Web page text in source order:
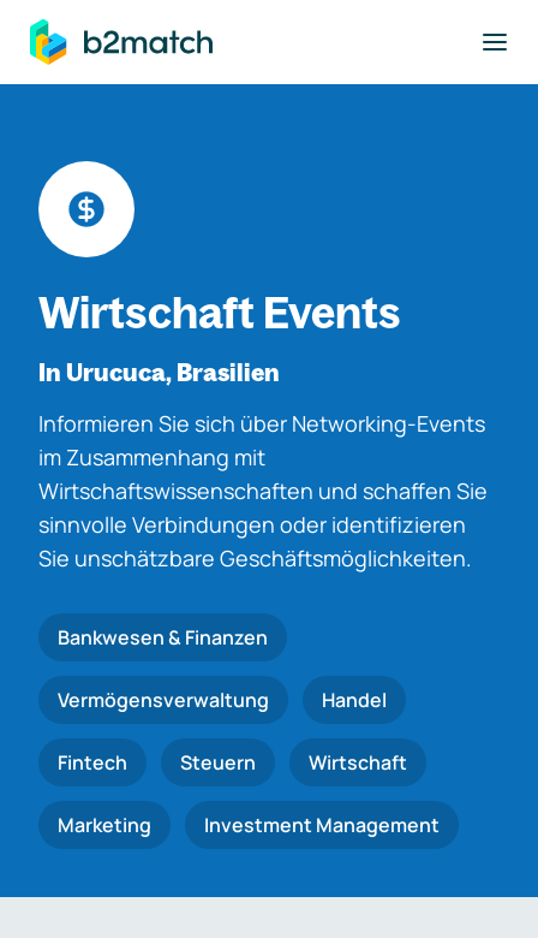
springen
Wirtschaft Events
In Urucuca, Brasilien
Informieren Sie sich über Networking-Events
im Zusammenhang mit
Wirtschaftswissenschaften und schaffen Sie
sinnvolle Verbindungen oder identifizieren
Sie unschätzbare Geschäftsmöglichkeiten.
Bankwesen & Finanzen
Vermögensverwaltung Handel
Fintech Steuern Wirtschaft
Marketing Investment Management